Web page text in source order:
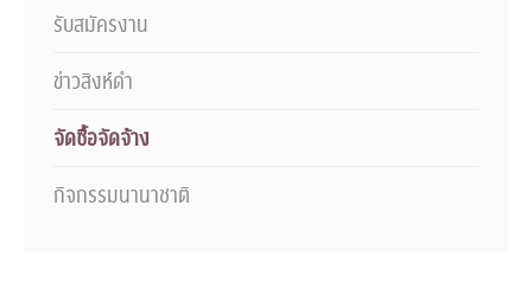
รับสมัครงาน
ข่าวสิงห์ดำ
จัดซื้อจัดจ้าง
กิจกรรมนานาชาติ